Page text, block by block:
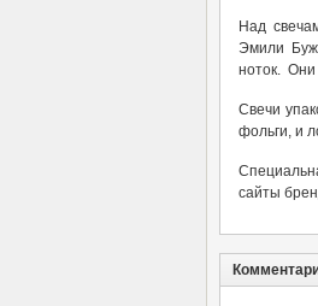
Над
Эмили
ноток. Они
Свечи
фольги, и
сайты